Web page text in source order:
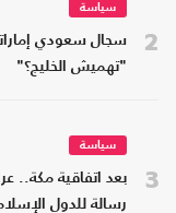
2
سياسة
سجال سعودي
"تهميش الخليج؟"
3
سياسة
بعد اتفاقية مكة..
رسالة للدول